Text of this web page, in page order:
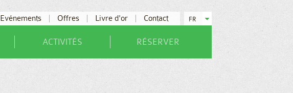
FR
Evénements Offres Livre d'or Contact
ACTIVITÉS RÉSERVER